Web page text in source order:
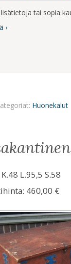
tai sopia
›
Huonekalut
L.95,5 S.58
460,00 €